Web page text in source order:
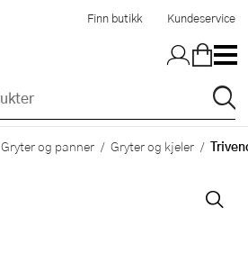
Finn butikk Kundeservice
Gryter og panner Gryter og kjeler